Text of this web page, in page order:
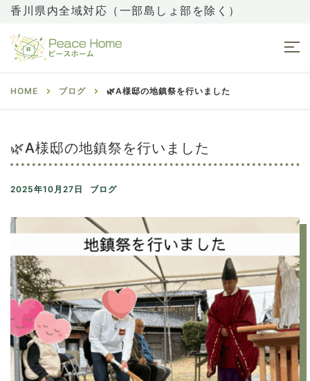
香川県内全域対応（一部島しょ部を除く）
HOME ブログ 🌿A様邸の地鎮祭を行いました
🌿A様邸の地鎮祭を行いました
2025年10月27日 ブログ